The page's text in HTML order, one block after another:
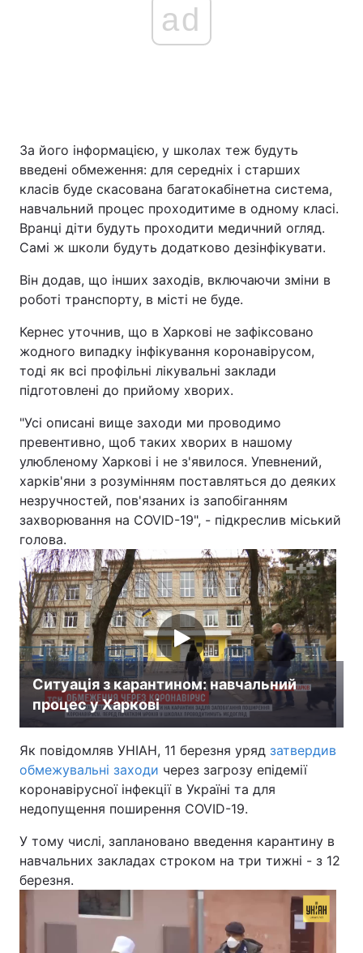
ad
За його інформацією, у школах теж будуть
введені обмеження: для середніх і старших
класів буде скасована багатокабінетна система,
навчальний процес проходитиме в одному класі.
Вранці діти будуть проходити медичний огляд.
Самі ж школи будуть додатково дезінфікувати.
Він додав, що інших заходів, включаючи зміни в
роботі транспорту, в місті не буде.
Кернес уточнив, що в Харкові не зафіксовано
жодного випадку інфікування коронавірусом,
тоді як всі профільні лікувальні заклади
підготовлені до прийому хворих.
"Усі описані вище заходи ми проводимо
превентивно, щоб таких хворих в нашому
улюбленому Харкові і не з'явилося. Упевнений,
харків'яни з розумінням поставляться до деяких
незручностей, пов'язаних із запобіганням
захворювання на COVID-19", - підкреслив міський
голова.
Ситуація з карантином: навчальний
процес у Харкові
Як повідомляв УНІАН, 11 березня уряд затвердив
обмежувальні заходи через загрозу епідемії
коронавірусної інфекції в Україні та для
недопущення поширення COVID-19.
У тому числі, заплановано введення карантину в
навчальних закладах строком на три тижні - з 12
березня.